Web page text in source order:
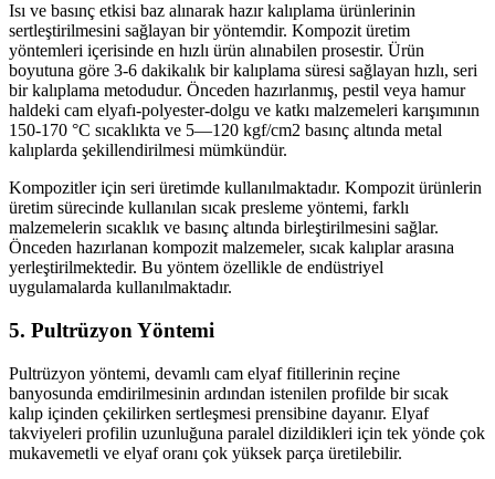
Isı ve basınç etkisi baz alınarak hazır kalıplama ürünlerinin
sertleştirilmesini sağlayan bir yöntemdir. Kompozit üretim
yöntemleri içerisinde en hızlı ürün alınabilen prosestir. Ürün
boyutuna göre 3-6 dakikalık bir kalıplama süresi sağlayan hızlı, seri
bir kalıplama metodudur. Önceden hazırlanmış, pestil veya hamur
haldeki cam elyafı-polyester-dolgu ve katkı malzemeleri karışımının
150-170 °C sıcaklıkta ve 5—120 kgf/cm2 basınç altında metal
kalıplarda şekillendirilmesi mümkündür.
Kompozitler için seri üretimde kullanılmaktadır. Kompozit ürünlerin
üretim sürecinde kullanılan sıcak presleme yöntemi, farklı
malzemelerin sıcaklık ve basınç altında birleştirilmesini sağlar.
Önceden hazırlanan kompozit malzemeler, sıcak kalıplar arasına
yerleştirilmektedir. Bu yöntem özellikle de endüstriyel
uygulamalarda kullanılmaktadır.
5. Pultrüzyon Yöntemi
Pultrüzyon yöntemi, devamlı cam elyaf fitillerinin reçine
banyosunda emdirilmesinin ardından istenilen profilde bir sıcak
kalıp içinden çekilirken sertleşmesi prensibine dayanır. Elyaf
takviyeleri profilin uzunluğuna paralel dizildikleri için tek yönde çok
mukavemetli ve elyaf oranı çok yüksek parça üretilebilir.